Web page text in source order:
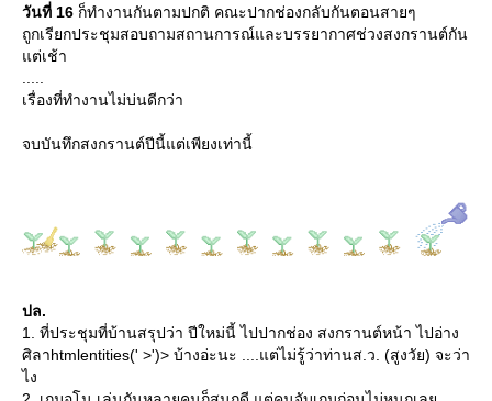
วันที่ 16 ก็ทำงานกันตามปกติ คณะปากช่องกลับกันตอนสายๆ
ถูกเรียกประชุมสอบถามสถานการณ์และบรรยากาศช่วงสงกรานต์กัน
ต่เช้า
.....
เรื่องที่ทำงานไม่บ่นดีกว่า
จบบันทึกสงกรานต์ปีนี้แต่เพียงเท่านี้
ปล.
1. ที่ประชุมที่บ้านสรุปว่า ปีใหม่นี้ ไปปากช่อง สงกรานต์หน้า ไปอ่าง
ศิลาhtmlentities(' >')> บ้างอ่ะนะ ....แต่ไม่รู้ว่าท่านส.ว. (สูงวัย) จะว่า
ไง